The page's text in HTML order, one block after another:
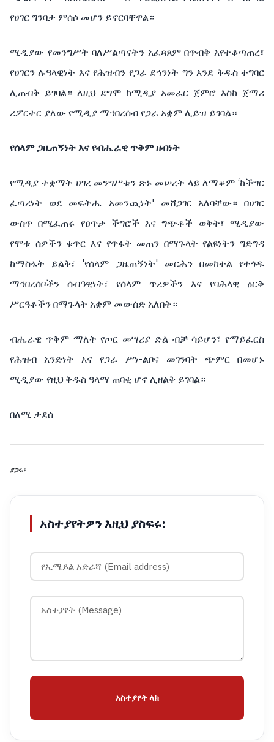
የሀገር ግንባታ ምሰሶ መሆን ይኖርባቸዋል።
ሚዲያው የመንግሥት ባለሥልጣናትን አፈጻጸም በጥብቅ እየተቆጣጠረ፣
የሀገርን ሉዓላዊነት እና የሕዝብን የጋራ ደኅንነት ግን እንደ ቅዱስ ተግባር
ሊጠብቅ ይገባል። ለዚህ ደግሞ ከሚዲያ አመራር ጀምሮ እስከ ጀማሪ
ሪፖርተር ያለው የሚዲያ ማኅበረሰብ የጋራ አቋም ሊይዝ ይገባል።
የሰላም ጋዜጠኝነት እና የብሔራዊ ጥቅም ዘብነት
የሚዲያ ተቋማት ሀገረ መንግሥቱን ጽኑ መሠረት ላይ ለማቆም ‘ከችግር
ፈጣሪነት ወደ መፍትሔ አመንጪነት' መሸጋገር አለባቸው። በሀገር
ውስጥ በሚፈጠሩ የፀጥታ ችግሮች እና ግጭቶች ወቅት፣ ሚዲያው
የሞቱ ሰዎችን ቁጥር እና የጥፋት መጠን በማጉላት የልዩነትን ግድግዳ
ከማስፋት ይልቅ፣ 'የሰላም ጋዜጠኝነት' መርሕን በመከተል የተጎዱ
ማኅበረሰቦችን ሰብዓዊነት፣ የሰላም ጥሪዎችን እና የባሕላዊ ዕርቅ
ሥርዓቶችን በማጉላት አቋም መውሰድ አለበት።
ብሔራዊ ጥቅም ማለት የጦር መሣሪያ ድል ብቻ ሳይሆን፣ የማይፈርስ
የሕዝብ አንድነት እና የጋራ ሥነ-ልቦና መገንባት ጭምር በመሆኑ
ሚዲያው የዚህ ቅዱስ ዓላማ ጠባቂ ሆኖ ሊዘልቅ ይገባል።
በለሚ ታደሰ
ያጋሩ፡
አስተያየትዎን እዚህ ያስፍሩ:
አስተያየት ላክ